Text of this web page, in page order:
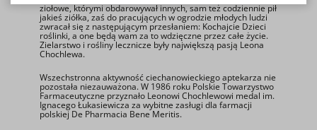
ziołowe, którymi obdarowywał innych, sam też codziennie pił
jakieś ziółka, zaś do pracujących w ogrodzie młodych ludzi
zwracał się z następującym przesłaniem: Kochajcie Dzieci
roślinki, a one będą wam za to wdzięczne przez całe życie.
Zielarstwo i rośliny lecznicze były największą pasją Leona
Chochlewa.
Wszechstronna aktywność ciechanowieckiego aptekarza nie
pozostała niezauważona. W 1986 roku Polskie Towarzystwo
Farmaceutyczne przyznało Leonowi Chochlewowi medal im.
Ignacego Łukasiewicza za wybitne zasługi dla farmacji
polskiej De Pharmacia Bene Meritis.
cookies.